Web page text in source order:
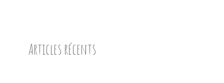
Articles récents